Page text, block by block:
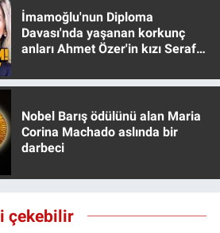
İmamoğlu'nun Diploma
Davası'nda yaşanan korkunç
anları Ahmet Özer'in kızı Seraf
Nobel Barış ödülünü alan Maria
Corina Machado aslında bir
darbeci
çekebilir